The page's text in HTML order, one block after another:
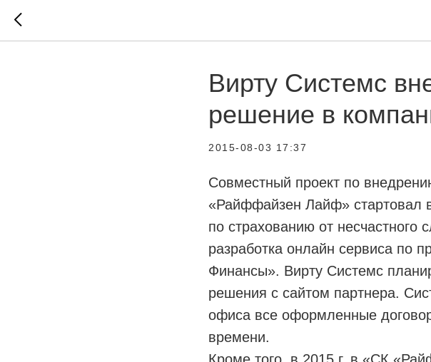
Вирту Системс
решение в
2015-08-03 17:37
Совместный проект по
«Райффайзен Лайф» стартовал
по страхованию от
разработка онлайн сервиса по
Финансы». Вирту Системс
решения с сайтом партнера.
офиса все оформленные
времени.